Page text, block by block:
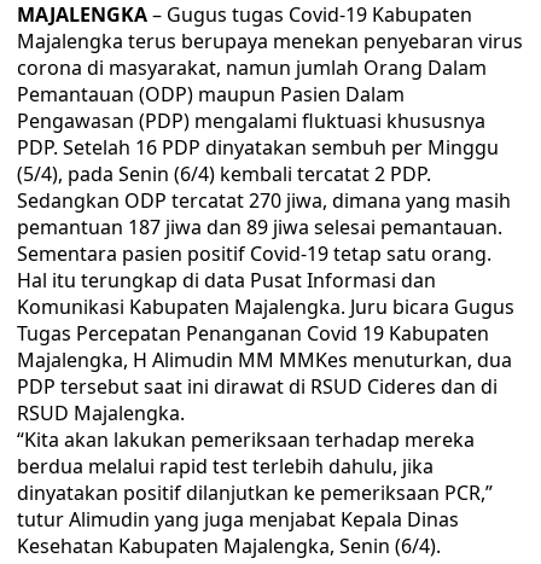
MAJALENGKA– Gugus tugas Covid-19 Kabupaten
Majalengka terus berupaya menekan penyebaran virus
corona di masyarakat, namun jumlah Orang Dalam
Pemantauan (ODP) maupun Pasien Dalam
Pengawasan (PDP) mengalami fluktuasi khususnya
PDP. Setelah 16 PDP dinyatakan sembuh per Minggu
(5/4), pada Senin (6/4) kembali tercatat 2 PDP.
Sedangkan ODP tercatat 270 jiwa, dimana yang masih
pemantuan 187 jiwa dan 89 jiwa selesai pemantauan.
Sementara pasien positif Covid-19 tetap satu orang.
Hal itu terungkap di data Pusat Informasi dan
Komunikasi Kabupaten Majalengka. Juru bicara Gugus
Tugas Percepatan Penanganan Covid 19 Kabupaten
Majalengka, H Alimudin MM MMKes menuturkan, dua
PDP tersebut saat ini dirawat di RSUD Cideres dan di
RSUD Majalengka.
“Kita akan lakukan pemeriksaan terhadap mereka
berdua melalui rapid test terlebih dahulu, jika
dinyatakan positif dilanjutkan ke pemeriksaan PCR,”
tutur Alimudin yang juga menjabat Kepala Dinas
Kesehatan Kabupaten Majalengka, Senin (6/4).